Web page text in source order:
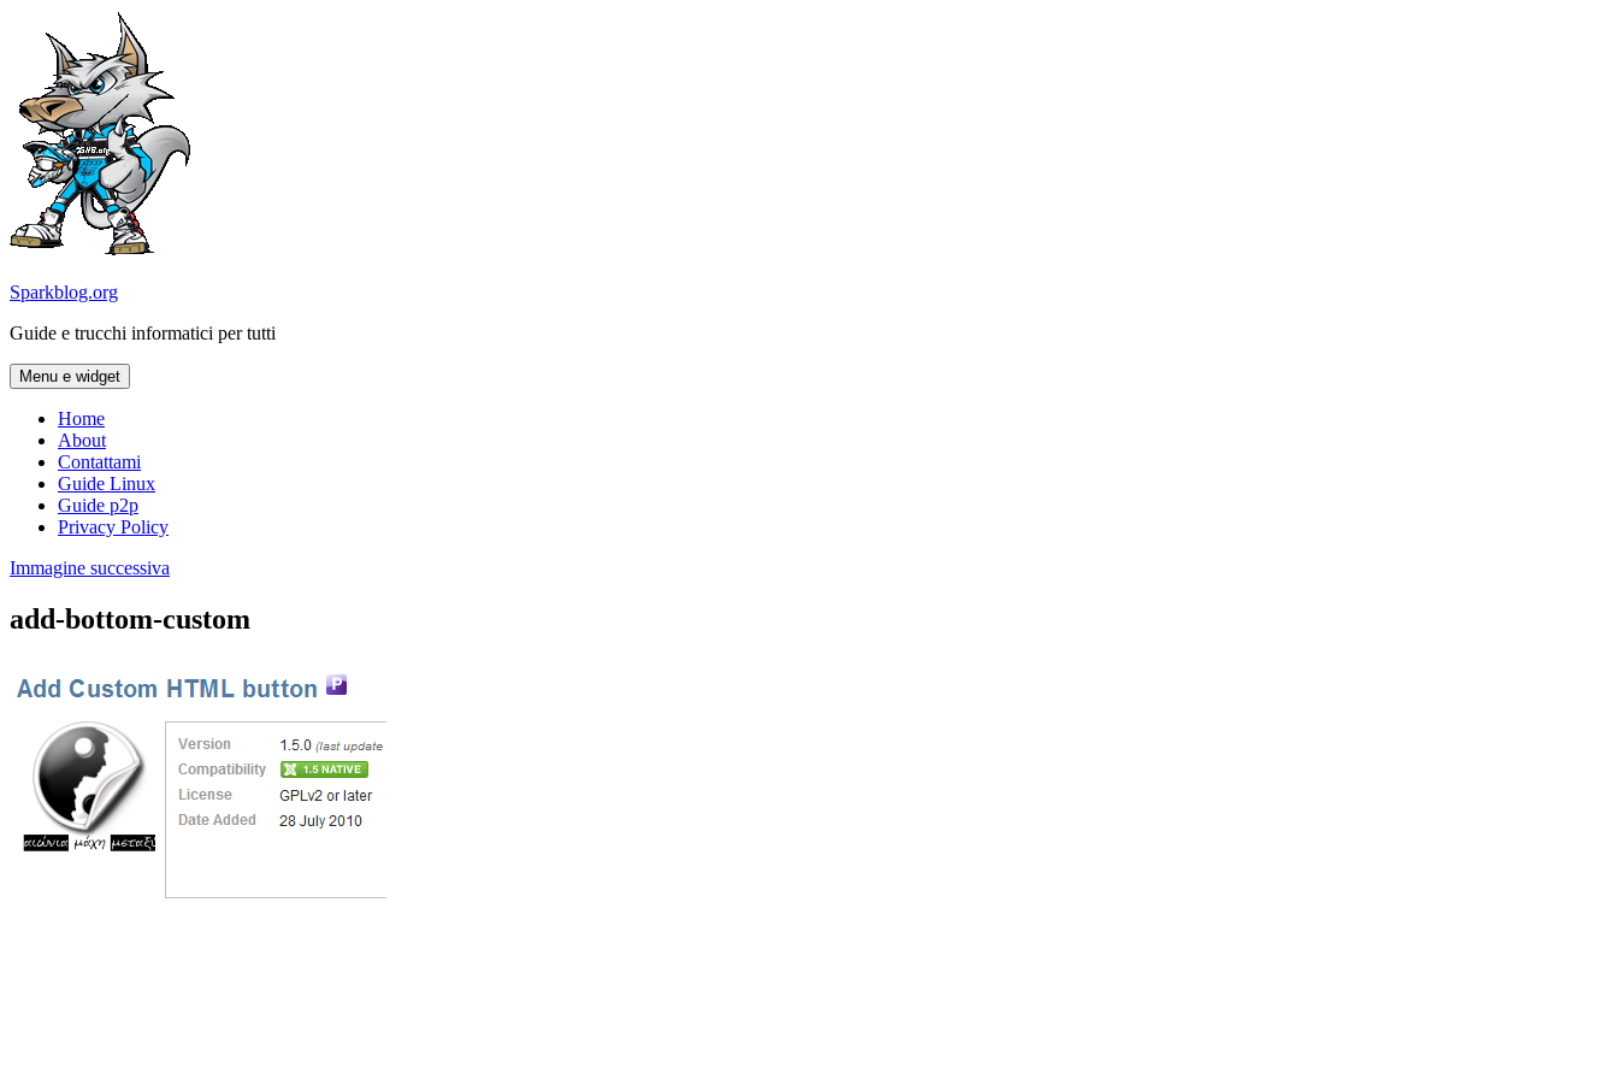
contenuto
Sparkblog.org
Guide e trucchi informatici per tutti
Menu e widget
Home
About
Contattami
Guide Linux
Guide p2p
Privacy Policy
Immagine successiva
add-bottom-custom